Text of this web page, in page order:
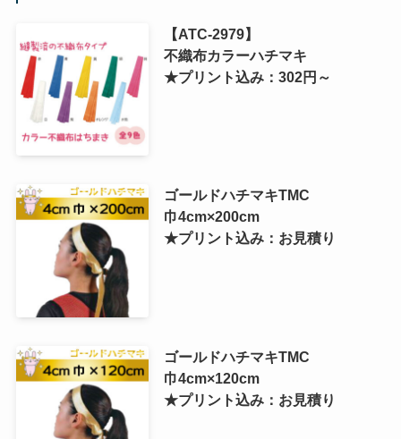
【ATC-2979】
不織布カラーハチマキ
★プリント込み：302円～
ゴールドハチマキTMC
巾4cm×200cm
★プリント込み：お見積り
ゴールドハチマキTMC
巾4cm×120cm
★プリント込み：お見積り